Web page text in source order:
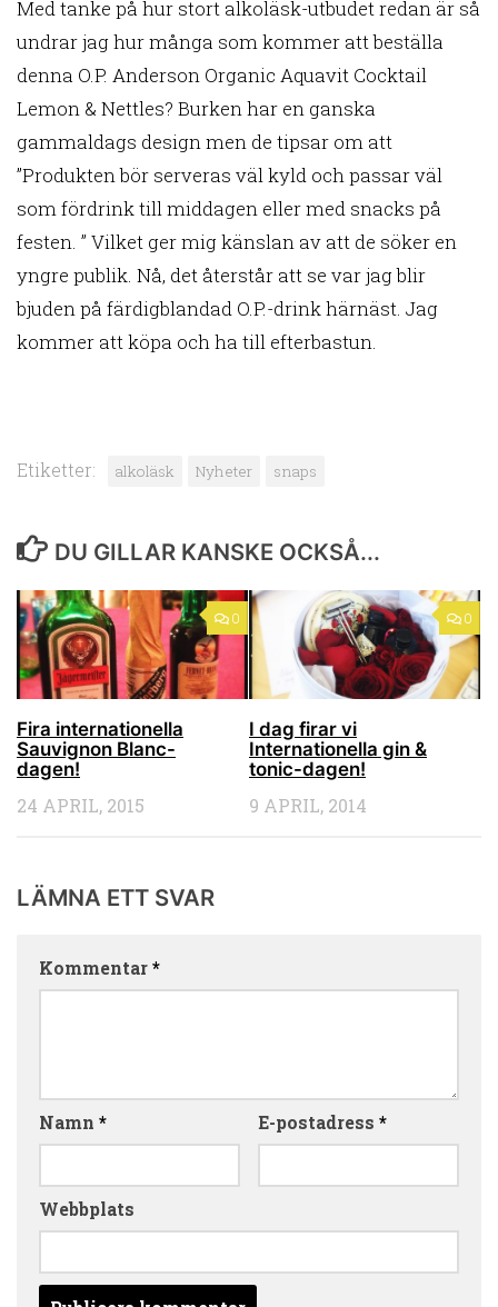
Med tanke på hur stort alkoläsk-utbudet redan är så
undrar jag hur många som kommer att beställa
denna O.P. Anderson Organic Aquavit Cocktail
Lemon & Nettles? Burken har en ganska
gammaldags design men de tipsar om att
”Produkten bör serveras väl kyld och passar väl
som fördrink till middagen eller med snacks på
festen. ” Vilket ger mig känslan av att de söker en
yngre publik. Nå, det återstår att se var jag blir
bjuden på färdigblandad O.P.-drink härnäst. Jag
kommer att köpa och ha till efterbastun.
Etiketter: alkoläsk Nyheter snaps
DU GILLAR KANSKE OCKSÅ...
0
Fira internationella
Sauvignon Blanc-
dagen!
24 APRIL, 2015
0
I dag firar vi
Internationella gin &
tonic-dagen!
9 APRIL, 2014
LÄMNA ETT SVAR
Kommentar*
Namn * E-postadress *
Webbplats